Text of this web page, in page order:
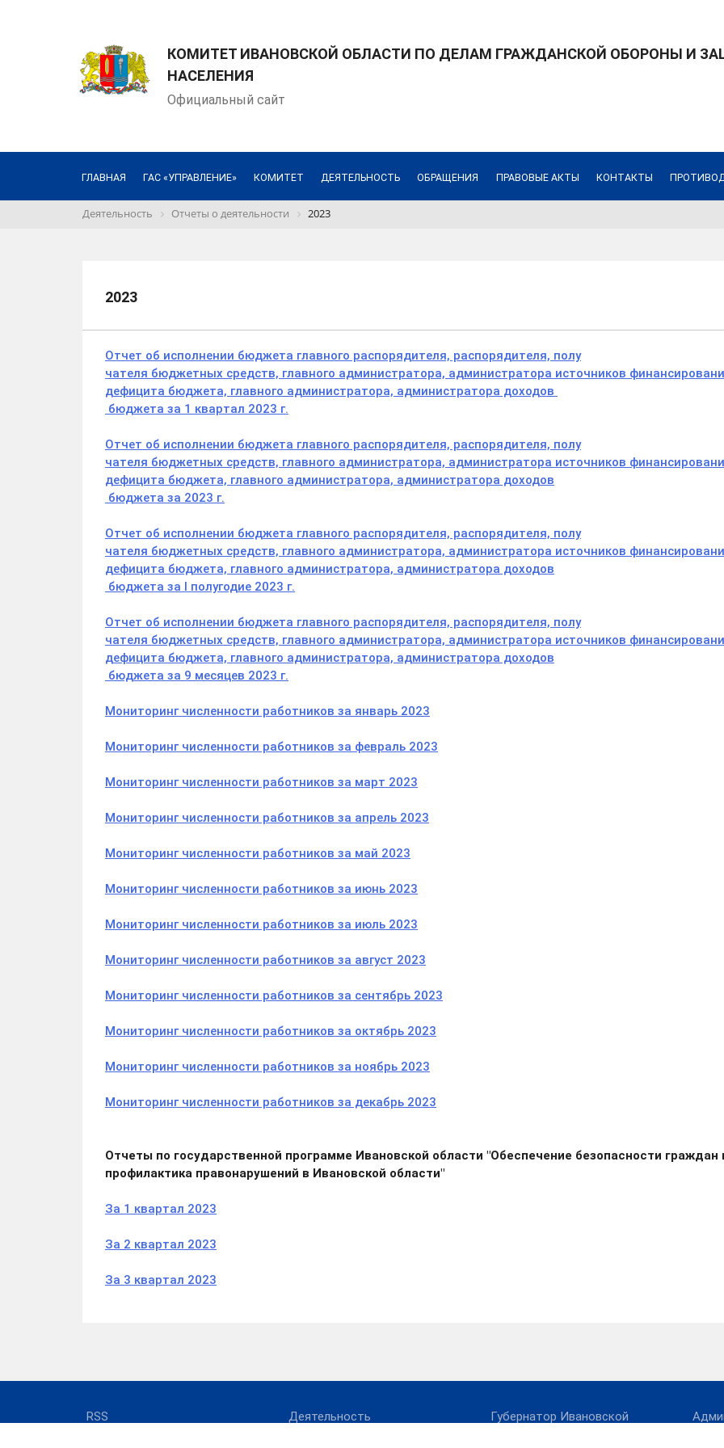
КОМИТЕТ ИВАНОВСКОЙ ОБЛАСТИ ПО ДЕЛАМ ГРАЖДАНСКОЙ ОБОРОНЫ И
НАСЕЛЕНИЯ
Официальный сайт
ГЛАВНАЯ ГАС «УПРАВЛЕНИЕ» КОМИТЕТ ДЕЯТЕЛЬНОСТЬ ОБРАЩЕНИЯ ПРАВОВЫЕ АКТЫ КОНТАКТЫ
Деятельность Отчеты о деятельности 2023
2023
Отчет об исполнении бюджета главного распорядителя, распорядителя, полу
чателя бюджетных средств, главного администратора, администратора источников
дефицита бюджета, главного администратора, администратора доходов
бюджета за 1 квартал 2023 г.
Отчет об исполнении бюджета главного распорядителя, распорядителя, полу
чателя бюджетных средств, главного администратора, администратора источников
дефицита бюджета, главного администратора, администратора доходов
бюджета за 2023 г.
Отчет об исполнении бюджета главного распорядителя, распорядителя, полу
чателя бюджетных средств, главного администратора, администратора источников
дефицита бюджета, главного администратора, администратора доходов
бюджета за I полугодие 2023 г.
Отчет об исполнении бюджета главного распорядителя, распорядителя, полу
чателя бюджетных средств, главного администратора, администратора источников
дефицита бюджета, главного администратора, администратора доходов
бюджета за 9 месяцев 2023 г.
Мониторинг численности работников за январь 2023
Мониторинг численности работников за февраль 2023
Мониторинг численности работников за март 2023
Мониторинг численности работников за апрель 2023
Мониторинг численности работников за май 2023
Мониторинг численности работников за июнь 2023
Мониторинг численности работников за июль 2023
Мониторинг численности работников за август 2023
Мониторинг численности работников за сентябрь 2023
Мониторинг численности работников за октябрь 2023
Мониторинг численности работников за ноябрь 2023
Мониторинг численности работников за декабрь 2023
Отчеты по государственной программе Ивановской области "Обеспечение безопасности граждан
профилактика правонарушений в Ивановской области"
За 1 квартал 2023
За 2 квартал 2023
За 3 квартал 2023
RSS
Деятельность
Губернатор Ивановской